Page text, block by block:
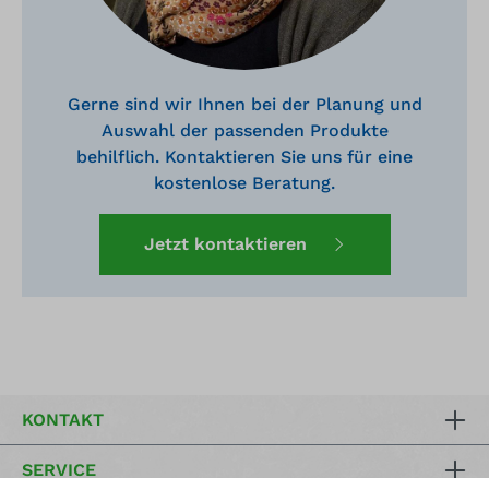
Gerne sind wir Ihnen bei der Planung und
Auswahl der passenden Produkte
behilflich. Kontaktieren Sie uns für eine
kostenlose Beratung.
Jetzt kontaktieren
KONTAKT
SERVICE